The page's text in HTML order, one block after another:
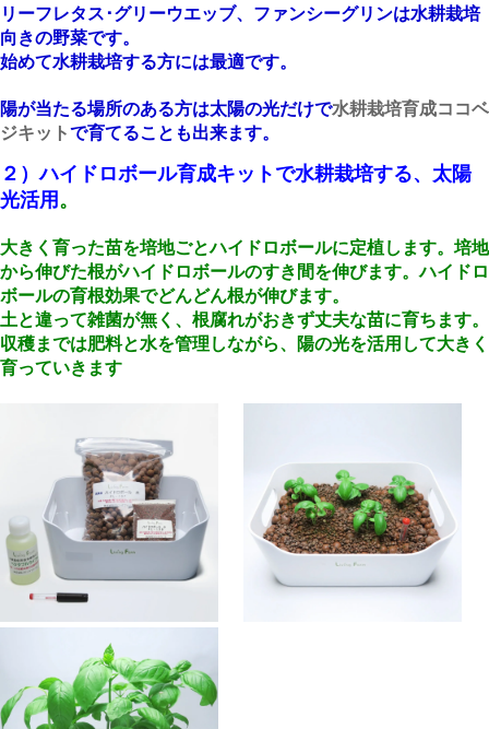
リーフレタス･グリーウエッブ、ファンシーグリンは水耕栽培
向きの野菜です。
始めて水耕栽培する方には最適です。
陽が当たる場所のある方は太陽の光だけで水耕栽培育成ココベ
ジキットで育てることも出来ます。
２）ハイドロボール育成キットで水耕栽培する、太陽
光活用 。
大きく育った苗を培地ごとハイドロボールに定植します。培地
から伸びた根がハイドロボールのすき間を伸びます。ハイドロ
ボールの育根効果でどんどん根が伸びます。
土と違って雑菌が無く、根腐れがおきず丈夫な苗に育ちます。
収穫までは肥料と水を管理しながら、陽の光を活用して大きく
育っていきます